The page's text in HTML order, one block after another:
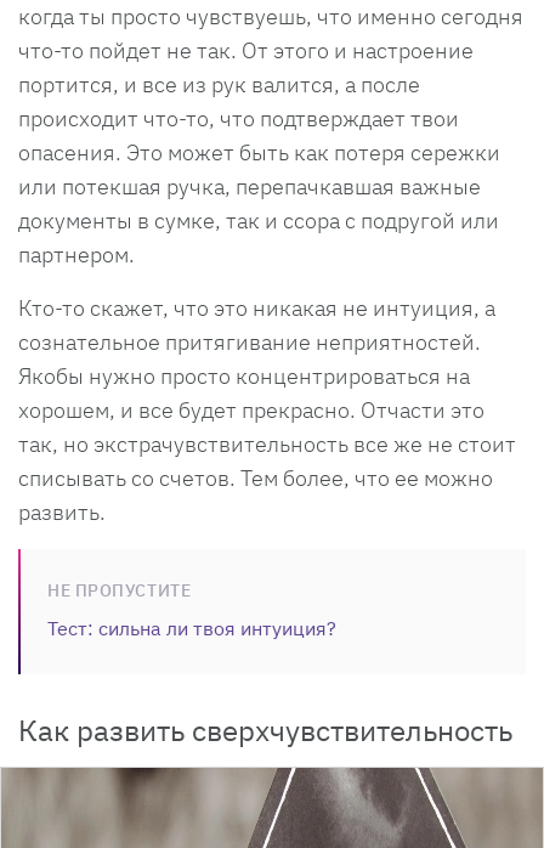
когда ты просто чувствуешь, что именно сегодня
что-то пойдет не так. От этого и настроение
портится, и все из рук валится, а после
происходит что-то, что подтверждает твои
опасения. Это может быть как потеря сережки
или потекшая ручка, перепачкавшая важные
документы в сумке, так и ссора с подругой или
партнером.
Кто-то скажет, что это никакая не интуиция, а
сознательное притягивание неприятностей.
Якобы нужно просто концентрироваться на
хорошем, и все будет прекрасно. Отчасти это
так, но экстрачувствительность все же не стоит
списывать со счетов. Тем более, что ее можно
развить.
НЕ ПРОПУСТИТЕ
Тест: сильна ли твоя интуиция?
Как развить сверхчувствительность